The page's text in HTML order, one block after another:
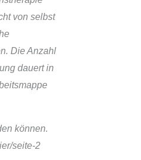
von selbst
Die Anzahl
dauert in
können.
seite-2